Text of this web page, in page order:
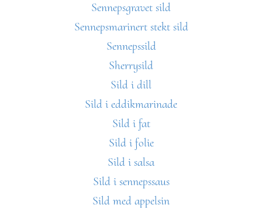
Sennepsgravet sild
Sennepsmarinert stekt sild
Sennepssild
Sherrysild
Sild i dill
Sild i eddikmarinade
Sild i fat
Sild i folie
Sild i salsa
Sild i sennepssaus
Sild med appelsin